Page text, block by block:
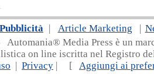
Pubblicità | Article Marketing |
Automania® Media Press è un
on line iscritta nel Registro
| Privacy | [ Aggiungi ai